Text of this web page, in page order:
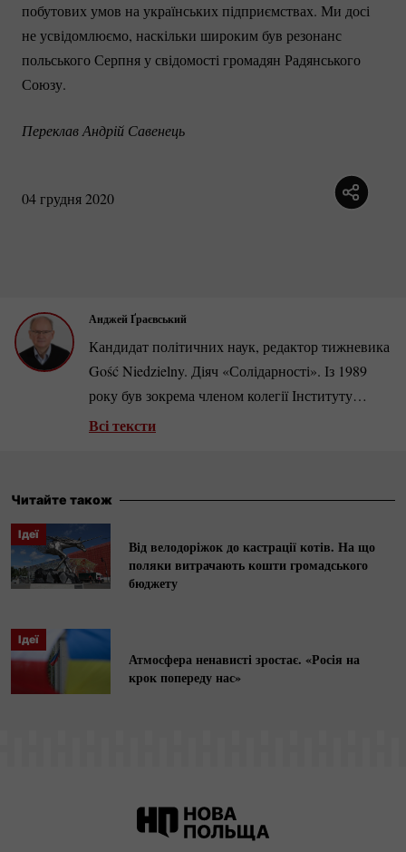
побутових умов на українських підприємствах. Ми досі
не усвідомлюємо, наскільки широким був резонанс
польського Серпня у свідомості громадян Радянського
Союзу.
Переклав Андрій Савенець
04 грудня 2020
Анджей Ґраєвський
Кандидат політичних наук, редактор тижневика
Gość Niedzielny. Діяч «Солідарності». Із 1989
року був зокрема членом колегії Інституту
національної пам’яті,
Всі тексти
Читайте також
Ідеї
Від велодоріжок до кастрації котів. На що
поляки витрачають кошти громадського
бюджету
Ідеї
Атмосфера ненависті зростає. «Росія на
крок попереду нас»